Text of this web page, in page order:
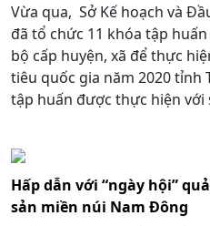
Vừa qua, Sở Kế hoạch và
đã tổ chức 11 khóa tập
bộ cấp huyện, xã để thực
tiêu quốc gia năm 2020 tỉnh
tập huấn được thực hiện
Hấp dẫn với “ngày hội”
sản miền núi Nam Đông